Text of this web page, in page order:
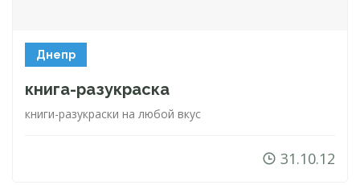
Днепр
книга-разукраска
книги-разукраски на любой вкус
31.10.12